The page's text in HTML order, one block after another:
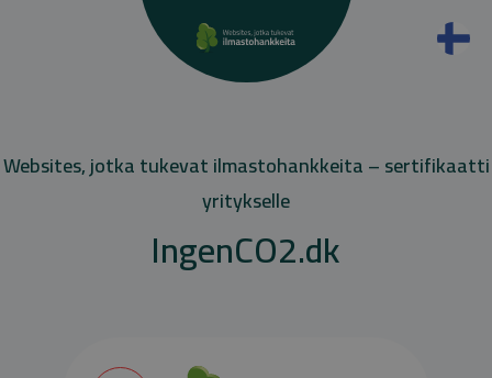
Websites, jotka tukevat ilmastohankkeita – sertifikaatti
yritykselle
IngenCO2.dk